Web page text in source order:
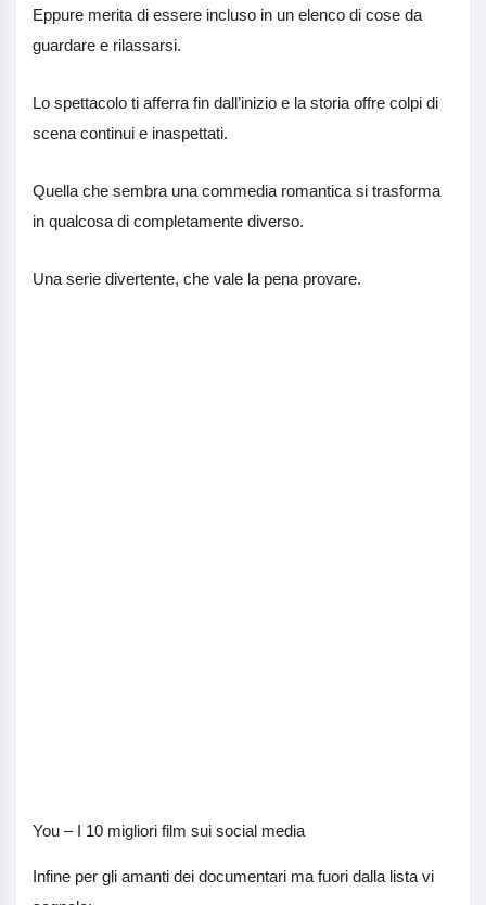
Eppure merita di essere incluso in un elenco di cose da
guardare e rilassarsi.
Lo spettacolo ti afferra fin dall’inizio e la storia offre colpi di
scena continui e inaspettati.
Quella che sembra una commedia romantica si trasforma
in qualcosa di completamente diverso.
Una serie divertente, che vale la pena provare.
You – I 10 migliori film sui social media
Infine per gli amanti dei documentari ma fuori dalla lista vi